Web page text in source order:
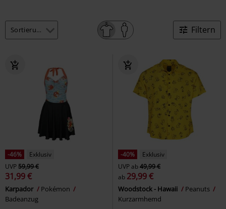
Filtern
-46%
Exklusiv
UVP59,99 €
31,99 €
Karpador
Pokémon
Badeanzug
-40%
Exklusiv
UVPab49,99 €
ab 29,99 €
Woodstock - Hawaii
Peanuts
Kurzarmhemd